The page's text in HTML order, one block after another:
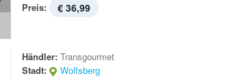
Preis: € 36,99
Händler: Transgourmet
Stadt:
Wolfsberg